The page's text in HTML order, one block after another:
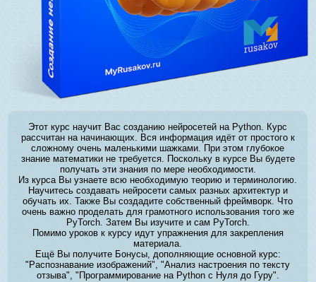
Этот курс научит Вас созданию нейросетей на Python. Курс
рассчитан на начинающих. Вся информация идёт от простого к
сложному очень маленькими шажками. При этом глубокое
знание математики не требуется. Поскольку в курсе Вы будете
получать эти знания по мере необходимости.
Из курса Вы узнаете всю необходимую теорию и терминологию.
Научитесь создавать нейросети самых разных архитектур и
обучать их. Также Вы создадите собственный фреймворк. Что
очень важно проделать для грамотного использования того же
PyTorch. Затем Вы изучите и сам PyTorch.
Помимо уроков к курсу идут упражнения для закрепления
материала.
Ещё Вы получите Бонусы, дополняющие основной курс:
"Распознавание изображений", "Анализ настроения по тексту
отзыва", "Программирование на Python с Нуля до Гуру".